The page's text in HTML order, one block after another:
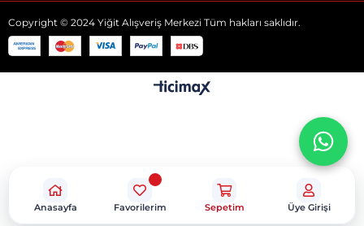
Copyright © 2024 Yiğit Alışveriş Merkezi Tüm hakları saklıdır.
Anasayfa Favorilerim Sepetim Üye Girişi